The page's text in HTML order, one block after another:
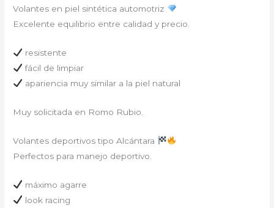
Volantes en piel sintética automotriz
Excelente equilibrio entre calidad y precio.
resistente
fácil de limpiar
apariencia muy similar a la piel natural
Muy solicitada en Romo Rubio.
Volantes deportivos tipo Alcántara
Perfectos para manejo deportivo.
máximo agarre
look racing